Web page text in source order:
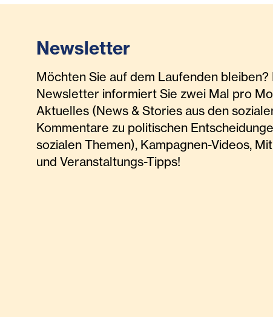
Newsletter
Möchten Sie auf dem Laufenden bleiben?
Newsletter informiert Sie zwei Mal pro
Aktuelles (News & Stories aus den
Kommentare zu politischen
sozialen Themen), Kampagnen-Videos,
und Veranstaltungs-Tipps!